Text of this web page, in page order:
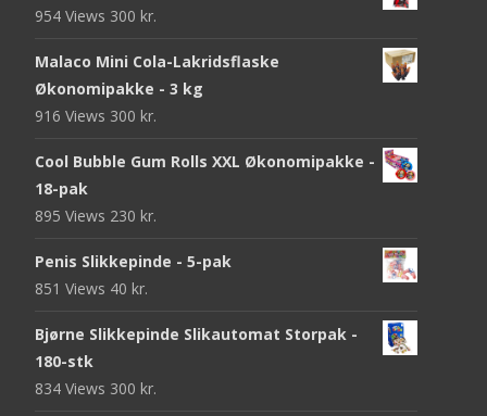
954 Views 300 kr.
Malaco Mini Cola-Lakridsflaske
Økonomipakke - 3 kg
916 Views 300 kr.
Cool Bubble Gum Rolls XXL Økonomipakke -
18-pak
895 Views 230 kr.
Penis Slikkepinde - 5-pak
851 Views 40 kr.
Bjørne Slikkepinde Slikautomat Storpak -
180-stk
834 Views 300 kr.